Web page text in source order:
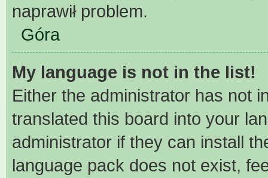
naprawił problem.
Góra
My language is not in the list!
Either the administrator has not
translated this board into your
administrator if they can install
language pack does not exist,